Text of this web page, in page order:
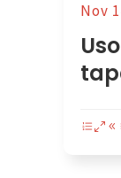
Nov